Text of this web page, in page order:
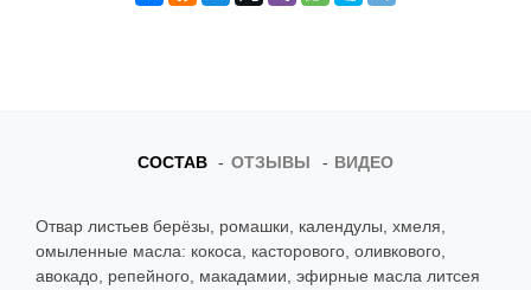
СОСТАВ ОТЗЫВЫ ВИДЕО
Отвар листьев берёзы, ромашки, календулы, хмеля,
омыленные масла: кокоса, касторового, оливкового,
авокадо, репейного, макадамии, эфирные масла литсея